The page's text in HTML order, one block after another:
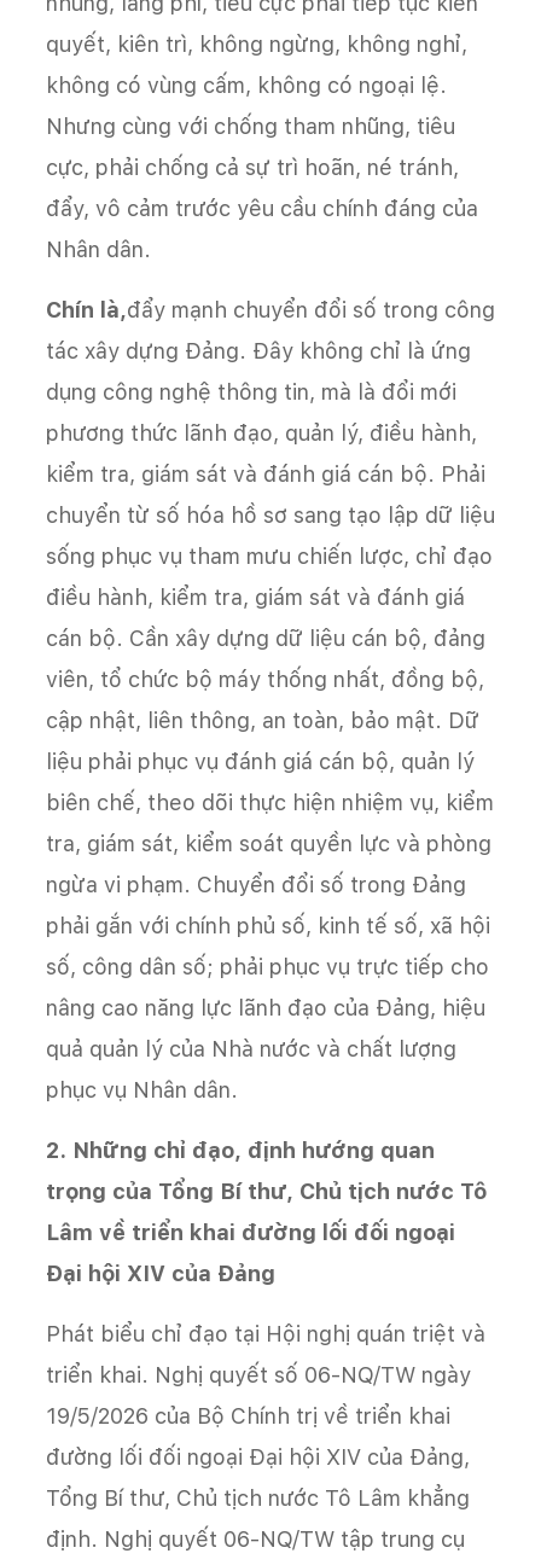
quyết, kiên trì, không ngừng, không nghỉ,
không có vùng cấm, không có ngoại lệ.
Nhưng cùng với chống tham nhũng, tiêu
cực, phải chống cả sự trì hoãn, né tránh,
đẩy, vô cảm trước yêu cầu chính đáng của
Nhân dân.
Chín là,đẩy mạnh chuyển đổi số trong công
tác xây dựng Đảng. Đây không chỉ là ứng
dụng công nghệ thông tin, mà là đổi mới
phương thức lãnh đạo, quản lý, điều hành,
kiểm tra, giám sát và đánh giá cán bộ. Phải
chuyển từ số hóa hồ sơ sang tạo lập dữ liệu
sống phục vụ tham mưu chiến lược, chỉ đạo
điều hành, kiểm tra, giám sát và đánh giá
cán bộ. Cần xây dựng dữ liệu cán bộ, đảng
viên, tổ chức bộ máy thống nhất, đồng bộ,
cập nhật, liên thông, an toàn, bảo mật. Dữ
liệu phải phục vụ đánh giá cán bộ, quản lý
biên chế, theo dõi thực hiện nhiệm vụ, kiểm
tra, giám sát, kiểm soát quyền lực và phòng
ngừa vi phạm. Chuyển đổi số trong Đảng
phải gắn với chính phủ số, kinh tế số, xã hội
số, công dân số; phải phục vụ trực tiếp cho
nâng cao năng lực lãnh đạo của Đảng, hiệu
quả quản lý của Nhà nước và chất lượng
phục vụ Nhân dân.
2. Những chỉ đạo, định hướng quan
trọng của Tổng Bí thư, Chủ tịch nước Tô
Lâm về triển khai đường lối đối ngoại
Đại hội XIV của Đảng
Phát biểu chỉ đạo tại Hội nghị quán triệt và
triển khai. Nghị quyết số 06-NQ/TW ngày
19/5/2026 của Bộ Chính trị về triển khai
đường lối đối ngoại Đại hội XIV của Đảng,
Tổng Bí thư, Chủ tịch nước Tô Lâm khẳng
định. Nghị quyết 06-NQ/TW tập trung cụ